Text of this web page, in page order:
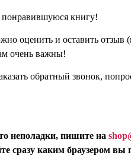
книгу!
и оставить отзыв
очень важны!
обратный звонок,
неполадки, пишите на
сразу каким браузером